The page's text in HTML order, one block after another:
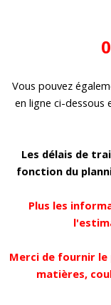
Vous pouvez
en ligne ci-dessous
Les délais de
fonction du
Plus les
Merci de fournir le
matières,